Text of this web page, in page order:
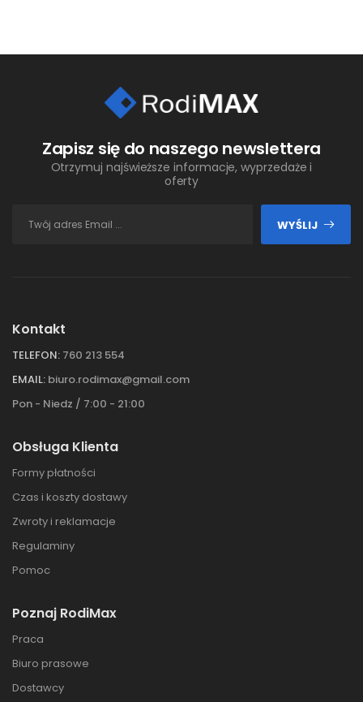
Zapisz się do naszego newslettera
Otrzymuj najświeższe informacje, wyprzedaże i
oferty
WYŚLIJ
Kontakt
TELEFON: 760 213 554
EMAIL: biuro.rodimax@gmail.com
Pon - Niedz / 7:00 - 21:00
Obsługa Klienta
Formy płatności
Czas i koszty dostawy
Zwroty i reklamacje
Regulaminy
Pomoc
Poznaj RodiMax
Praca
Biuro prasowe
Dostawcy